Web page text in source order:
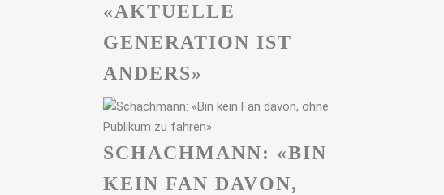
«AKTUELLE
GENERATION IST
ANDERS»
SCHACHMANN: «BIN
KEIN FAN DAVON,